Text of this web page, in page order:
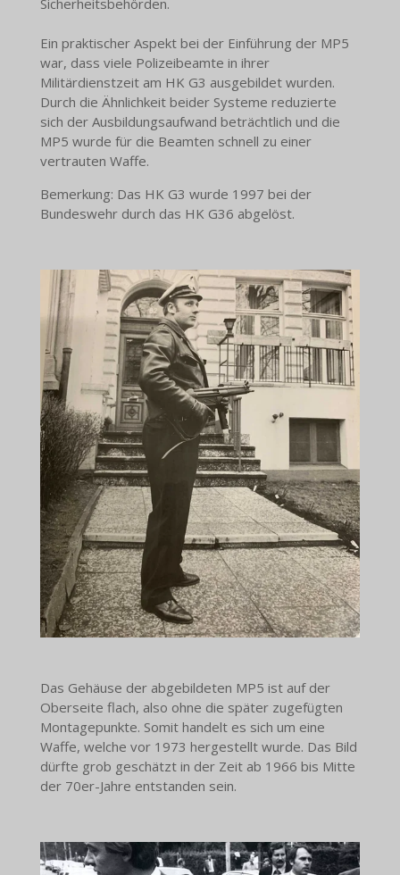
Ein praktischer Aspekt bei der Einführung der MP5
war, dass viele Polizeibeamte in ihrer
Militärdienstzeit am HK G3 ausgebildet wurden.
Durch die Ähnlichkeit beider Systeme reduzierte
sich der Ausbildungsaufwand beträchtlich und die
MP5 wurde für die Beamten schnell zu einer
vertrauten Waffe.
Bemerkung: Das HK G3 wurde 1997 bei der
Bundeswehr durch das HK G36 abgelöst.
Das Gehäuse der abgebildeten MP5 ist auf der
Oberseite flach, also ohne die später zugefügten
Montagepunkte. Somit handelt es sich um eine
Waffe, welche vor 1973 hergestellt wurde. Das Bild
dürfte grob geschätzt in der Zeit ab 1966 bis Mitte
der 70er-Jahre entstanden sein.